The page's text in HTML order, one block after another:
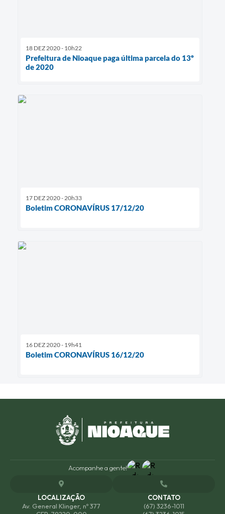
18 DEZ 2020 - 10h22
Prefeitura de Nioaque paga última parcela do 13º
de 2020
17 DEZ 2020 - 20h33
Boletim CORONAVÍRUS 17/12/20
16 DEZ 2020 - 19h41
Boletim CORONAVÍRUS 16/12/20
Acompanhe a gente!
LOCALIZAÇÃO
Av. General Klinger, nº 377
CONTATO
(67) 3236-1011